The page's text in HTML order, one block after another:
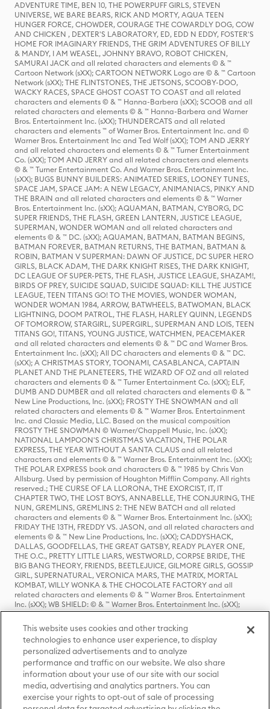
ADVENTURE TIME, BEN 10, THE POWERPUFF GIRLS, STEVEN
UNIVERSE, WE BARE BEARS, RICK AND MORTY, AQUA TEEN
HUNGER FORCE, CHOWDER, COURAGE THE COWARDLY DOG, COW
AND CHICKEN , DEXTER'S LABORATORY, ED, EDD N EDDY, FOSTER'S
HOME FOR IMAGINARY FRIENDS, THE GRIM ADVENTURES OF BILLY
& MANDY, I AM WEASEL, JOHNNY BRAVO, ROBOT CHICKEN,
SAMURAI JACK and all related characters and elements © & ™
Cartoon Network (sXX); CARTOON NETWORK Logo are © & ™ Cartoon
Network (sXX); THE FLINTSTONES, THE JETSONS, SCOOBY-DOO,
WACKY RACES, SPACE GHOST COAST TO COAST and all related
characters and elements © & ™ Hanna-Barbera (sXX); SCOOB and all
related characters and elements © & ™ Hanna-Barbera and Warner
Bros. Entertainment Inc. (sXX); THUNDERCATS and all related
characters and elements ™ of Warner Bros. Entertainment Inc. and ©
Warner Bros. Entertainment Inc and Ted Wolf (sXX); TOM AND JERRY
and all related characters and elements © & ™ Turner Entertainment
Co. (sXX); TOM AND JERRY and all related characters and elements
© & ™ Turner Entertainment Co. And Warner Bros. Entertainment Inc.
(sXX); BUGS BUNNY BUILDERS: ANIMATED SERIES, LOONEY TUNES,
SPACE JAM, SPACE JAM: A NEW LEGACY, ANIMANIACS, PINKY AND
THE BRAIN and all related characters and elements © & ™ Warner
Bros. Entertainment Inc. (sXX); AQUAMAN, BATMAN, CYBORG, DC
SUPER FRIENDS, THE FLASH, GREEN LANTERN, JUSTICE LEAGUE,
SUPERMAN, WONDER WOMAN and all related characters and
elements © & ™ DC. (sXX); AQUAMAN, BATMAN, BATMAN BEGINS,
BATMAN FOREVER, BATMAN RETURNS, THE BATMAN, BATMAN &
ROBIN, BATMAN V SUPERMAN: DAWN OF JUSTICE, DC SUPER HERO
GIRLS, BLACK ADAM, THE DARK KNIGHT RISES, THE DARK KNIGHT,
DC LEAGUE OF SUPER-PETS, THE FLASH, JUSTICE LEAGUE, SHAZAM!,
BIRDS OF PREY, SUICIDE SQUAD, SUICIDE SQUAD: KILL THE JUSTICE
LEAGUE, TEEN TITANS GO! TO THE MOVIES, WONDER WOMAN,
WONDER WOMAN 1984, ARROW, BATWHEELS, BATWOMAN, BLACK
LIGHTNING, DOOM PATROL, THE FLASH, HARLEY QUINN, LEGENDS
OF TOMORROW, STARGIRL, SUPERGIRL, SUPERMAN AND LOIS, TEEN
TITANS GO!, TITANS, YOUNG JUSTICE, WATCHMEN, PEACEMAKER
and all related characters and elements © & ™ DC and Warner Bros.
Entertainment Inc. (sXX); All DC characters and elements © & ™ DC.
(sXX); A CHRISTMAS STORY, TOONAMI, CASABLANCA, CAPTAIN
PLANET AND THE PLANETEERS, THE WIZARD OF OZ and all related
characters and elements © & ™ Turner Entertainment Co. (sXX); ELF,
DUMB AND DUMBER and all related characters and elements © & ™
New Line Productions, Inc. (sXX); FROSTY THE SNOWMAN and all
related characters and elements © & ™ Warner Bros. Entertainment
Inc. and Classic Media, LLC. Based on the musical composition
FROSTY THE SNOWMAN © Warner/Chappell Music, Inc. (sXX);
NATIONAL LAMPOON'S CHRISTMAS VACATION, THE POLAR
EXPRESS, THE YEAR WITHOUT A SANTA CLAUS and all related
characters and elements © & ™ Warner Bros. Entertainment Inc. (sXX);
THE POLAR EXPRESS book and characters © & ™ 1985 by Chris Van
Allsburg. Used by permission of Houghton Mifflin Company. All rights
reserved.; THE CURSE OF LA LLORONA, THE EXORCIST, IT, IT
CHAPTER TWO, THE LOST BOYS, ANNABELLE, THE CONJURING, THE
NUN, GREMLINS, GREMLINS 2: THE NEW BATCH and all related
characters and elements © & ™ Warner Bros. Entertainment Inc. (sXX);
FRIDAY THE 13TH, FREDDY VS. JASON, and all related characters and
elements © & ™ New Line Productions, Inc. (sXX); CADDYSHACK,
DALLAS, GOODFELLAS, THE GREAT GATSBY, READY PLAYER ONE,
THE O.C., PRETTY LITTLE LIARS, WESTWORLD, CORPSE BRIDE, THE
BIG BANG THEORY, FRIENDS, BEETLEJUICE, GILMORE GIRLS, GOSSIP
GIRL, SUPERNATURAL, VERONICA MARS, THE MATRIX, MORTAL
KOMBAT, WILLY WONKA & THE CHOCOLATE FACTORY and all
related characters and elements © & ™ Warner Bros. Entertainment
Inc. (sXX); WB SHIELD: © & ™ Warner Bros. Entertainment Inc. (sXX);
HOUSE OF THE DRAGON, GAME OF THRONES, and all related
characters and elements © & ™ Home Box Office, Inc. (sXX); CHILLING
ADVENTURES OF SABRINA, RIVERDALE © & ™ Warner Bros.
Entertainment Inc. Archie Comics and all related characters and
elements © & ™ Archie Comic Publications, Inc. Used with permission.
(sXX); SEINFELD and all related characters and elements © & ™ Castle
Rock Entertainment. (sXX); TED LASSO © & ™ Warner Bros.
Entertainment Inc. & Universal Television LLC (sXX); THE HOBBIT: AN
UNEXPECTED JOURNEY, THE HOBBIT: THE DESOLATION OF SMAUG,
THE HOBBIT: THE BATTLE OF THE FIVE ARMIES, THE LORD OF THE
This website uses cookies and other tracking
technologies to enhance user experience, to display
personalized advertisements and to analyze
performance and traffic on our website. We also share
information about your use of our site with our social
media, advertising and analytics partners. You can
exercise your rights to opt-out of sale of processing